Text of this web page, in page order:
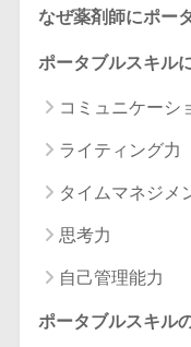
なぜ薬剤師にポー
ポータブルスキル
コミュニケーシ
ライティング力
タイムマネジメ
思考力
自己管理能力
ポータブルスキル